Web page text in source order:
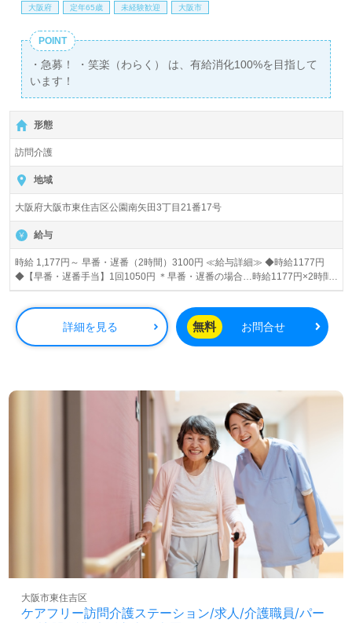
大阪府 定年65歳 未経験歓迎 大阪市
POINT
・急募！ ・笑楽（わらく） は、有給消化100%を目指して
います！
形態
訪問介護
地域
大阪府大阪市東住吉区公園南矢田3丁目21番17号
給与
時給 1,177円～ 早番・遅番（2時間）3100円 ≪給与詳細≫ ◆時給1177円
◆【早番・遅番手当】1回1050円 ＊早番・遅番の場合…時給1177円×2時間
＋手当1050円＝3100円
詳細を見る 無料 お問合せ
ケアフリー訪問介護ステーション/求人/介護職員/パー
大阪市東住吉区